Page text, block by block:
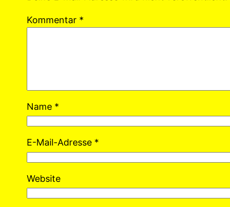
Kommentar *
Name *
E-Mail-Adresse *
Website